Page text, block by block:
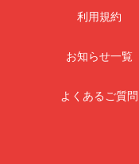
利用規約
お知らせ一覧
よくあるご質問